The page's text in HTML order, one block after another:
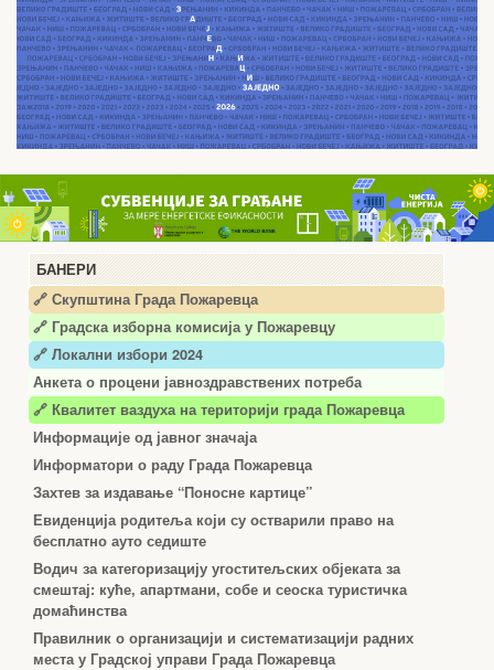
БАНЕРИ
🔗 Скупштина Града Пожаревца
🔗 Градска изборна комисија у Пожаревцу
🔗 Локални избори 2024
Анкета о процени јавноздравствених потреба
🔗 Квалитет ваздуха на територији града Пожаревца
Информације од јавног значаја
Информатори о раду Града Пожаревца
Захтев за издавање “Поносне картице”
Евиденција родитеља који су остварили право на
бесплатно ауто седиште
Водич за категоризацију угоститељских објеката за
смештај: куће, апартмани, собе и сеоска туристичка
домаћинства
Правилник о организацији и систематизацији радних
места у Градској управи Града Пожаревца